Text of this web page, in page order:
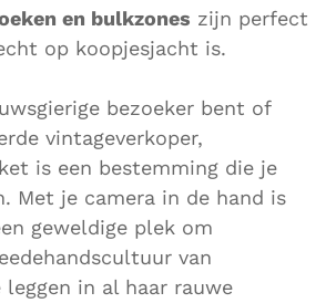
en bulkzones zijn perfect
op koopjesjacht is.
bezoeker bent of
vintageverkoper,
is een bestemming die je
Met je camera in de hand is
geweldige plek om
van
leggen in al haar rauwe